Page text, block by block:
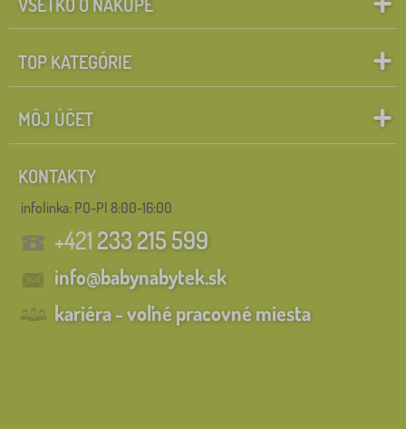
TOP KATEGÓRIE
MÔJ ÚČET
KONTAKTY
infolinka: PO-PI 8:00-16:00
+421233 215 599
info@babynabytek.sk
kariéra - voľné pracovné miesta